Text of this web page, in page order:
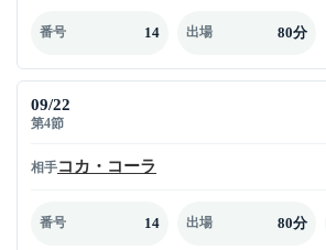
番号 14 出場 80分
09/22
第4節
相手コカ・コーラ
番号 14 出場 80分